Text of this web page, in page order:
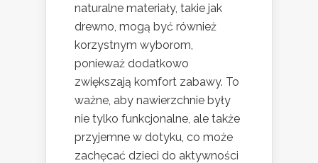
naturalne materiały, takie jak
drewno, mogą być również
korzystnym wyborom,
ponieważ dodatkowo
zwiększają komfort zabawy. To
ważne, aby nawierzchnie były
nie tylko funkcjonalne, ale także
przyjemne w dotyku, co może
zachęcać dzieci do aktywności